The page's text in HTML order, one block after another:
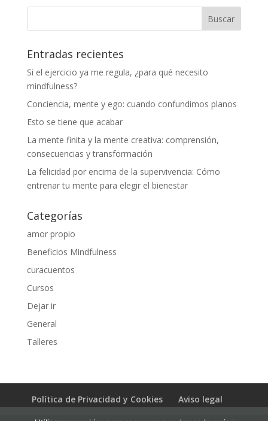
Entradas recientes
Si el ejercicio ya me regula, ¿para qué necesito
mindfulness?
Conciencia, mente y ego: cuando confundimos planos
Esto se tiene que acabar
La mente finita y la mente creativa: comprensión,
consecuencias y transformación
La felicidad por encima de la supervivencia: Cómo
entrenar tu mente para elegir el bienestar
Categorías
amor propio
Beneficios Mindfulness
curacuentos
Cursos
Dejar ir
General
Talleres
Política de Privacidad y Cookies Aviso legal